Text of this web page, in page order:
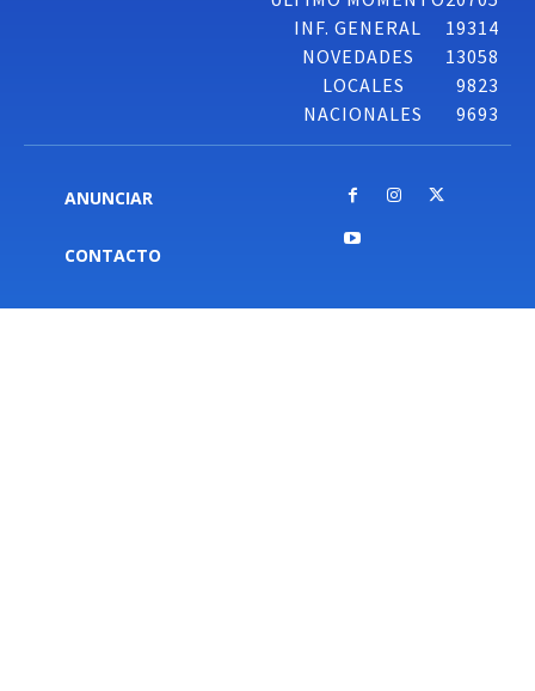
INF. GENERAL
19314
NOVEDADES
13058
LOCALES
9823
NACIONALES
9693
ANUNCIAR
CONTACTO